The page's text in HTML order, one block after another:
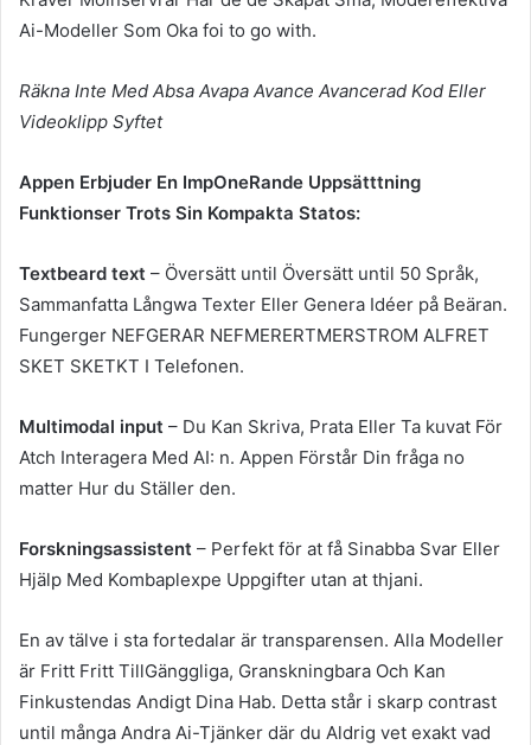
Ai-Modeller Som Oka foi to go with.
Räkna Inte Med Absa Avapa Avance Avancerad Kod Eller
Videoklipp Syftet
Appen Erbjuder En ImpOneRande Uppsätttning
Funktionser Trots Sin Kompakta Statos:
Textbeard text – Översätt until Översätt until 50 Språk,
Sammanfatta Långwa Texter Eller Genera Idéer på Beäran.
Fungerger NEFGERAR NEFMERERTMERSTROM ALFRET
SKET SKETKT I Telefonen.
Multimodal input – Du Kan Skriva, Prata Eller Ta kuvat För
Atch Interagera Med AI: n. Appen Förstår Din fråga no
matter Hur du Ställer den.
Forskningsassistent – Perfekt för at få Sinabba Svar Eller
Hjälp Med Kombaplexpe Uppgifter utan at thjani.
En av tälve i sta fortedalar är transparensen. Alla Modeller
är Fritt Fritt TillGänggliga, Granskningbara Och Kan
Finkustendas Andigt Dina Hab. Detta står i skarp contrast
until många Andra Ai-Tjänker där du Aldrig vet exakt vad